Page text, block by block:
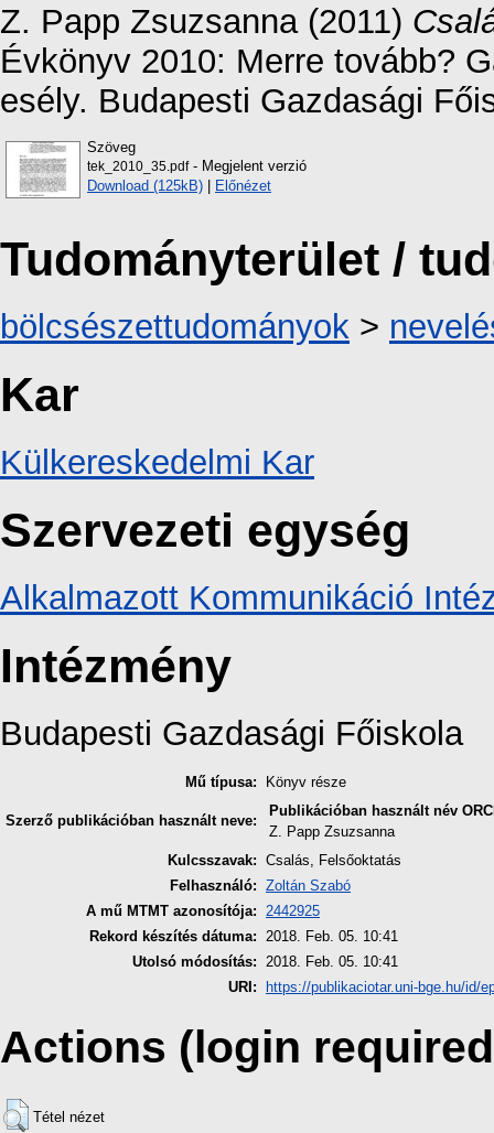
Z. Papp Zsuzsanna(2011)
Évkönyv 2010: Merre tovább?
esély. Budapesti Gazdasági
Szöveg
tek_2010_35.pdf- Megjelent verzió
Download (125kB) | Előnézet
Tudományterület /
bölcsészettudományok >
Kar
Külkereskedelmi Kar
Szervezeti egység
Alkalmazott Kommunikáció
Intézmény
Budapesti Gazdasági Főiskola
Mű típusa: Könyv része
Szerző publikációban használt neve:
Publikációban használt név
Z. Papp Zsuzsanna
Kulcsszavak: Csalás, Felsőoktatás
Felhasználó: Zoltán Szabó
A mű MTMT azonosítója: 2442925
Rekord készítés dátuma: 2018. Feb. 05. 10:41
Utolsó módosítás: 2018. Feb. 05. 10:41
URI:
https://publikaciotar.uni-bge.hu/id/
Actions (login
Tétel nézet